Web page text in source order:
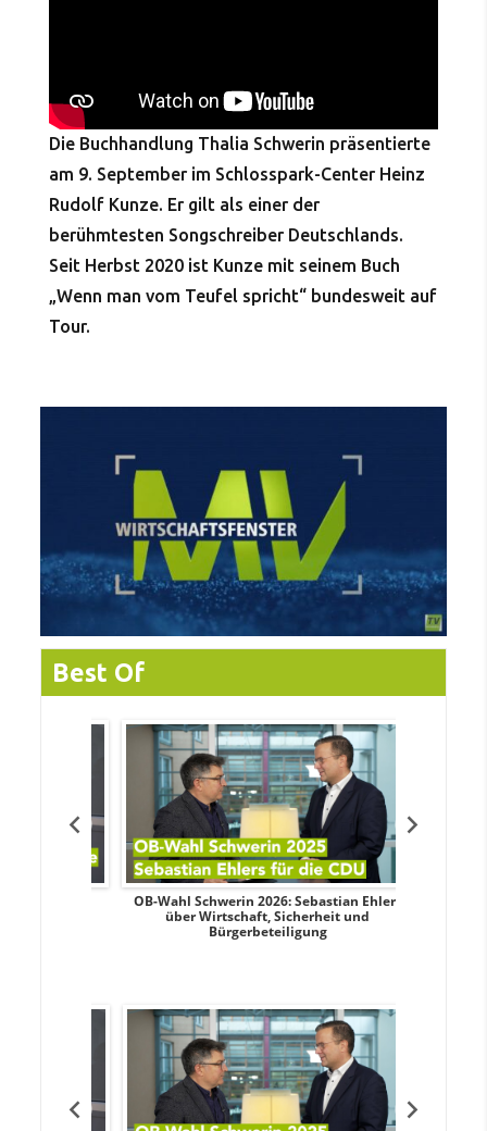
Die Buchhandlung Thalia Schwerin präsentierte
am 9. September im Schlosspark-Center Heinz
Rudolf Kunze. Er gilt als einer der
berühmtesten Songschreiber Deutschlands.
Seit Herbst 2020 ist Kunze mit seinem Buch
„Wenn man vom Teufel spricht“ bundesweit auf
Tour.
Best Of
OB-Wahl Schwerin 2026: Sebastian Ehlers
über Wirtschaft, Sicherheit und
Bürgerbeteiligung